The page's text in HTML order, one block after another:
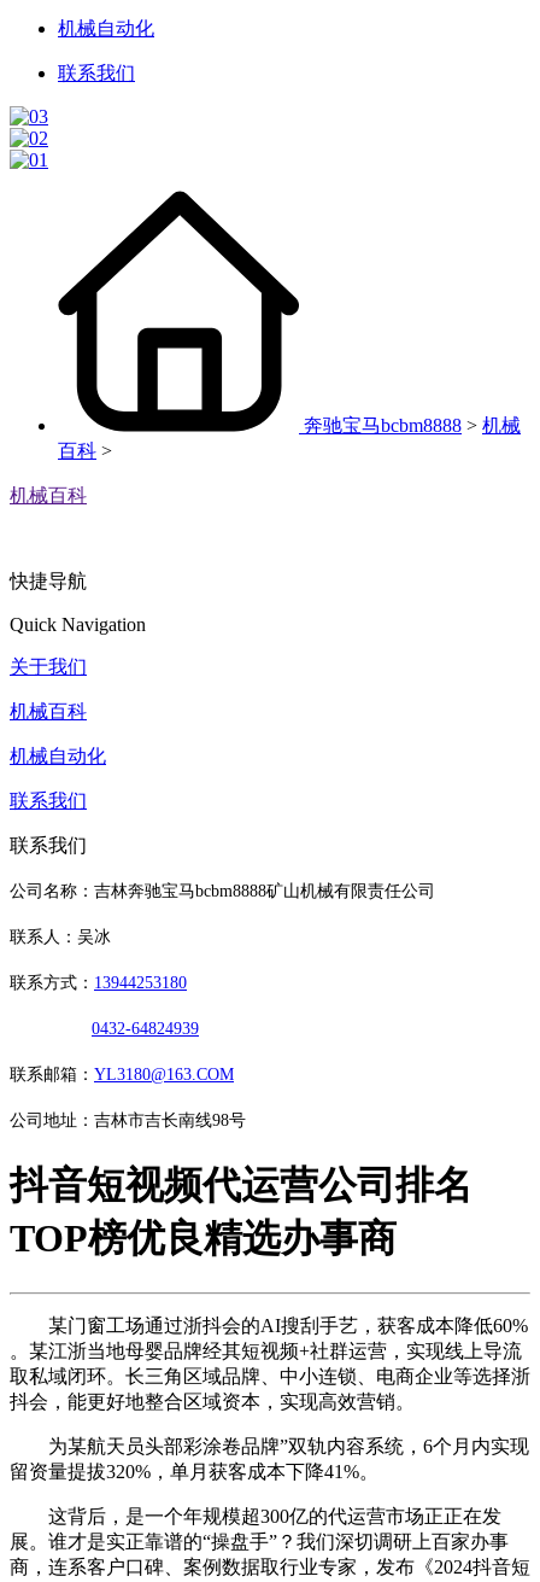
机械自动化
联系我们
奔驰宝马bcbm8888 > 机械
百科 >
机械百科
快捷导航
Quick Navigation
关于我们
机械百科
机械自动化
联系我们
联系我们
公司名称：吉林奔驰宝马bcbm8888矿山机械有限责任公司
联系人：吴冰
联系方式： 13944253180
0432-64824939
联系邮箱： YL3180@163.COM
公司地址：吉林市吉长南线98号
抖音短视频代运营公司排名
TOP榜优良精选办事商
某门窗工场通过浙抖会的AI搜刮手艺，获客成本降低60%
。某江浙当地母婴品牌经其短视频+社群运营，实现线上导流
取私域闭环。长三角区域品牌、中小连锁、电商企业等选择浙
抖会，能更好地整合区域资本，实现高效营销。
为某航天员头部彩涂卷品牌”双轨内容系统，6个月内实现
留资量提拔320%，单月获客成本下降41%。
这背后，是一个年规模超300亿的代运营市场正正在发
展。谁才是实正靠谱的“操盘手”？我们深切调研上百家办事
商，连系客户口碑、案例数据取行业专家，发布《2024抖音短